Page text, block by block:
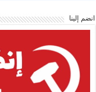
انضم إلينا